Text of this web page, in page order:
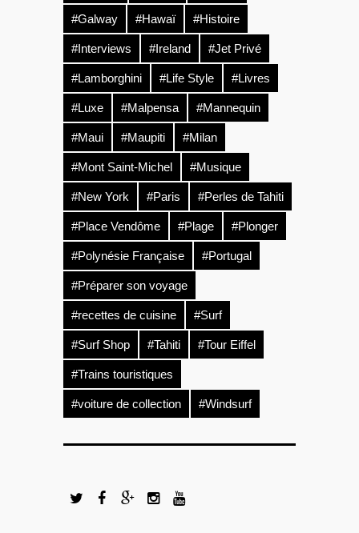
#Galway #Hawaï #Histoire
#Interviews #Ireland #Jet Privé
#Lamborghini #Life Style #Livres
#Luxe #Malpensa #Mannequin
#Maui #Maupiti #Milan
#Mont Saint-Michel #Musique
#New York #Paris #Perles de Tahiti
#Place Vendôme #Plage #Plonger
#Polynésie Française #Portugal
#Préparer son voyage
#recettes de cuisine #Surf
#Surf Shop #Tahiti #Tour Eiffel
#Trains touristiques
#voiture de collection #Windsurf